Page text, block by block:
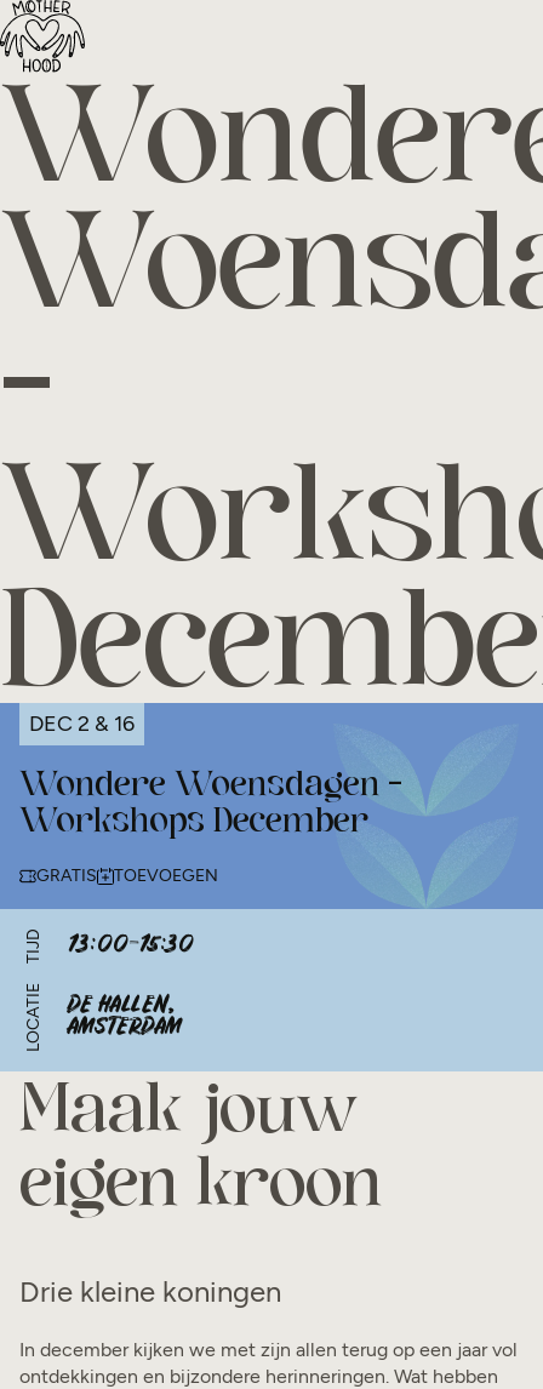
-
DEC 2 & 16
Wondere Woensdagen -
Workshops December
GRATIS TOEVOEGEN
TIJD 13:00-15:30
LOCATIE DE HALLEN,
AMSTERDAM
Maak jouw
eigen kroon
Drie kleine koningen
In december kijken we met zijn allen terug op een jaar vol
ontdekkingen en bijzondere herinneringen. Wat hebben